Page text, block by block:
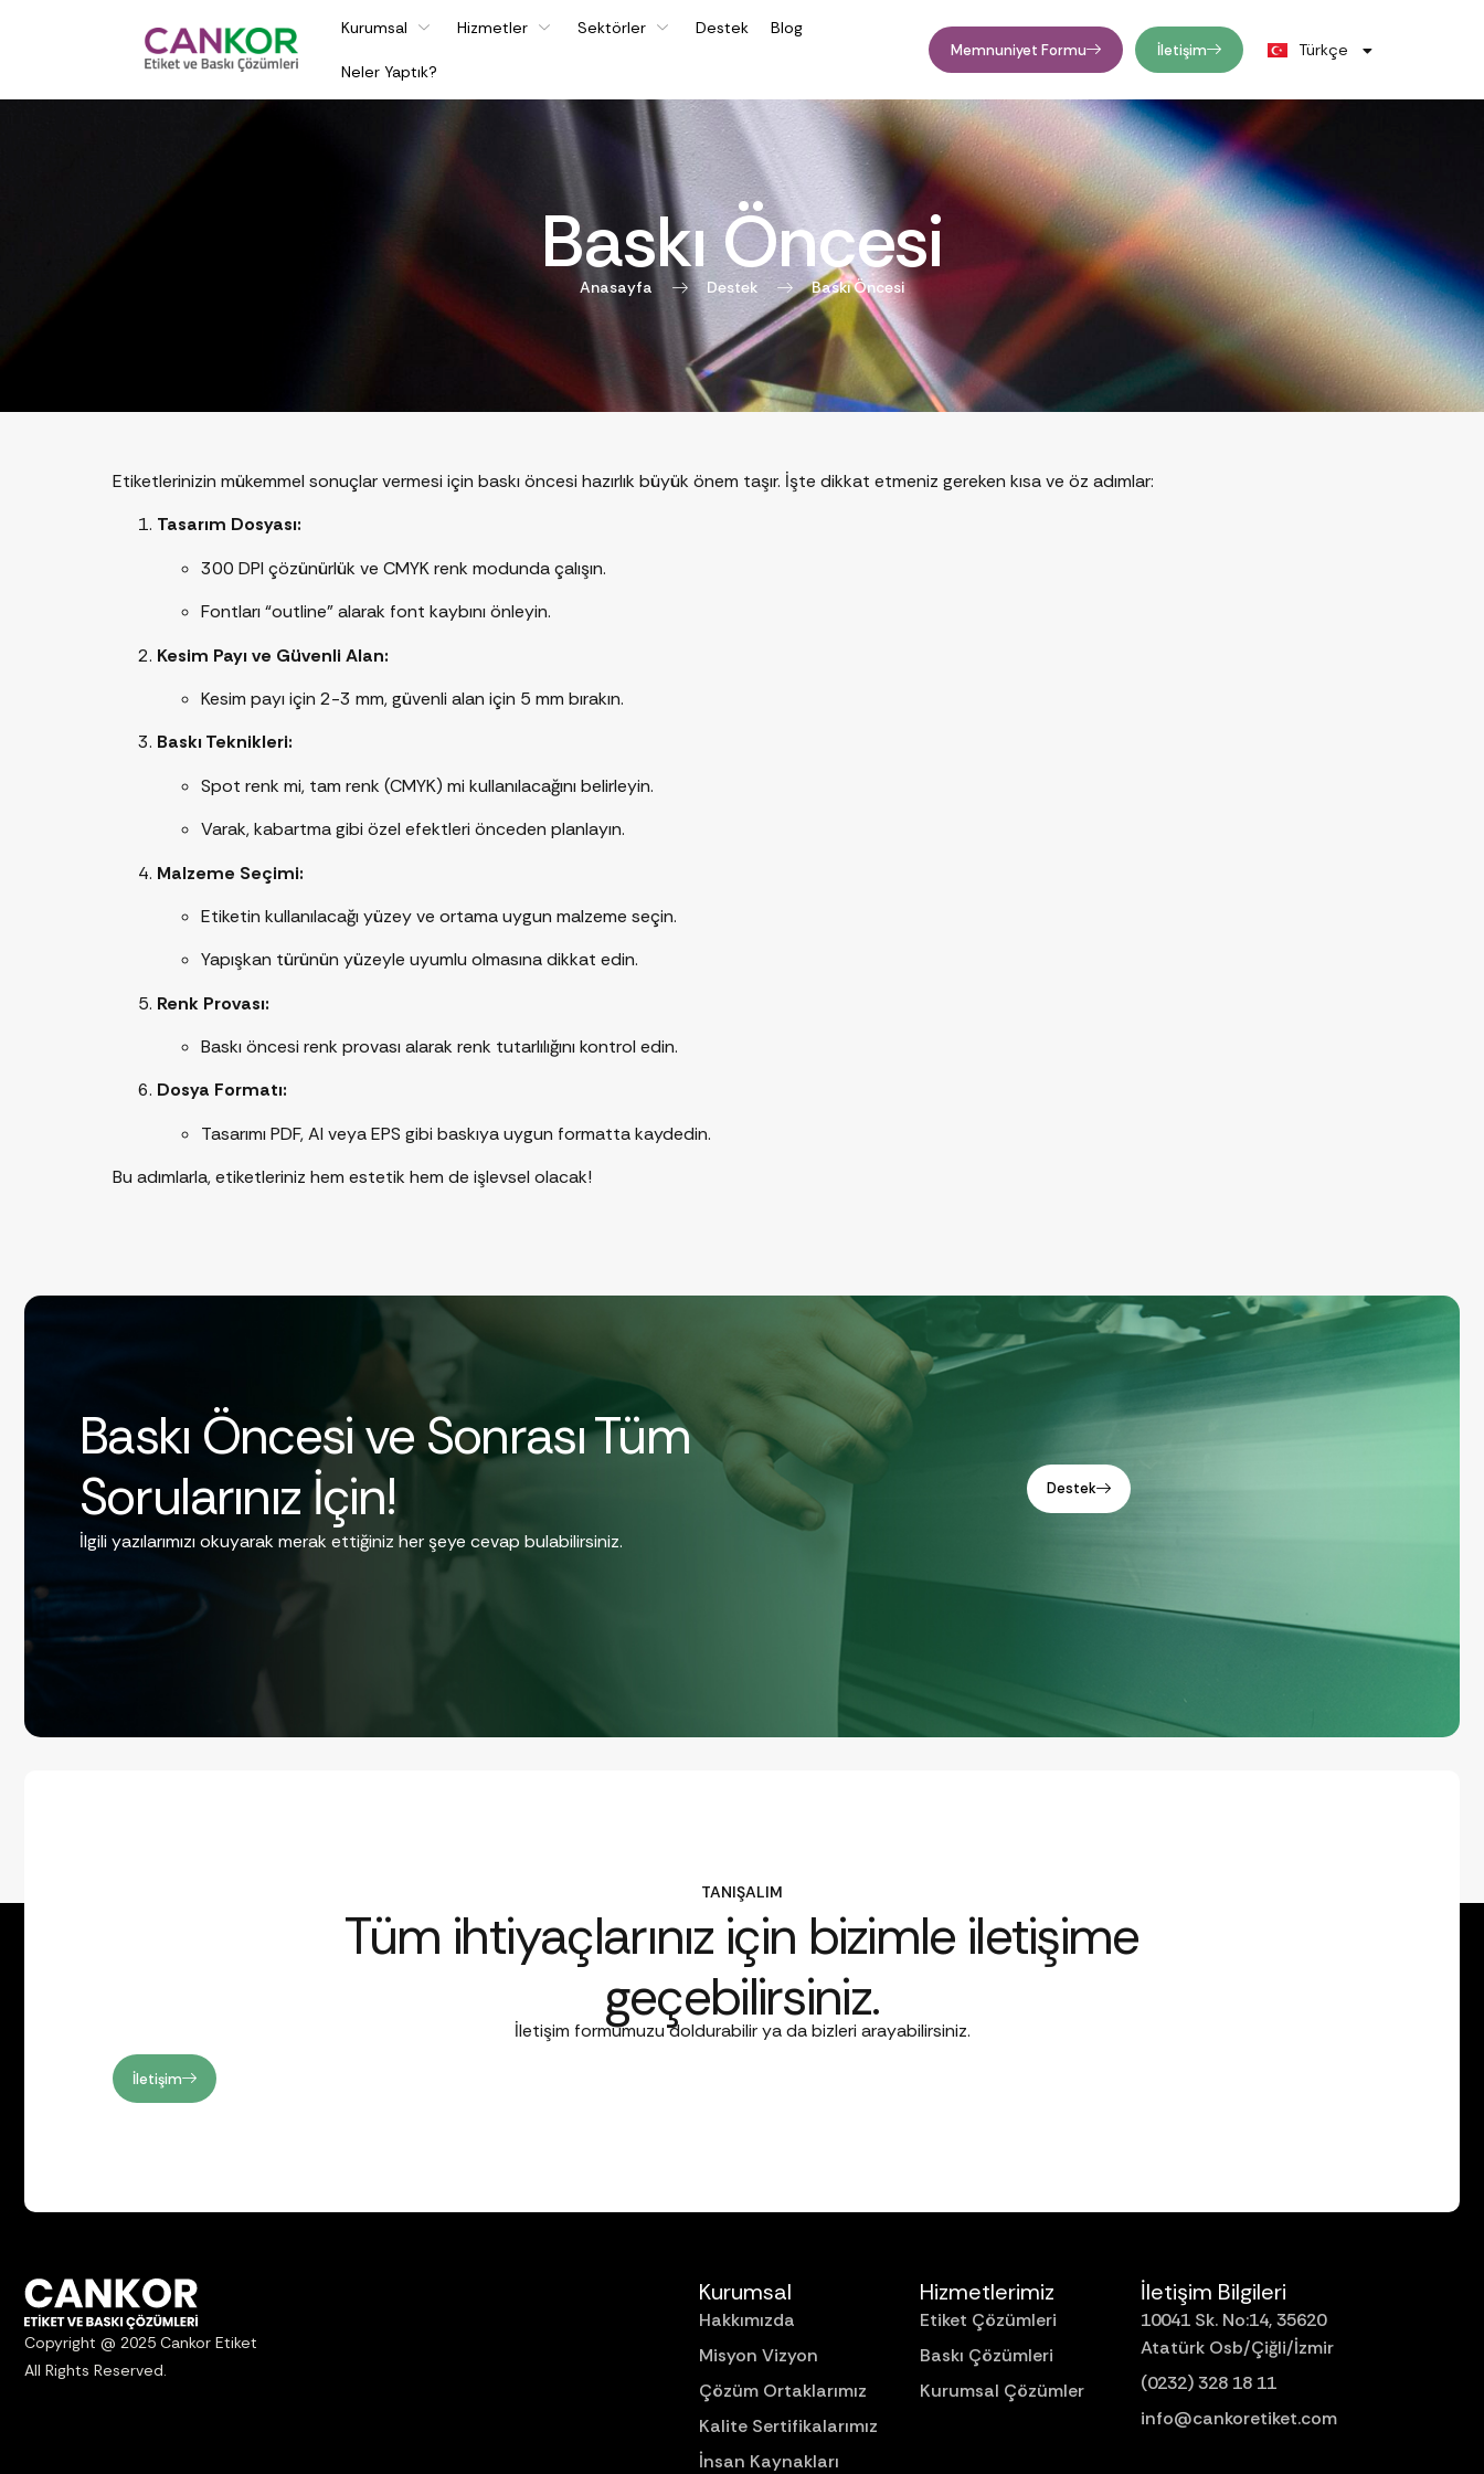
Kurumsal Hizmetler Sektörler Destek Blog
Neler Yaptık?
Memnuniyet Formu İletişim Türkçe
Deutsch
Baskı Öncesi
Anasayfa Destek Baskı Öncesi
Etiketlerinizin mükemmel sonuçlar vermesi için baskı öncesi hazırlık büyük önem taşır. İşte dikkat etmeniz gereken kısa ve öz adımlar:
Tasarım Dosyası:
300 DPI çözünürlük ve CMYK renk modunda çalışın.
Fontları “outline” alarak font kaybını önleyin.
Kesim Payı ve Güvenli Alan:
Kesim payı için 2-3 mm, güvenli alan için 5 mm bırakın.
Baskı Teknikleri:
Spot renk mi, tam renk (CMYK) mi kullanılacağını belirleyin.
Varak, kabartma gibi özel efektleri önceden planlayın.
Malzeme Seçimi:
Etiketin kullanılacağı yüzey ve ortama uygun malzeme seçin.
Yapışkan türünün yüzeyle uyumlu olmasına dikkat edin.
Renk Provası:
Baskı öncesi renk provası alarak renk tutarlılığını kontrol edin.
Dosya Formatı:
Tasarımı PDF, AI veya EPS gibi baskıya uygun formatta kaydedin.
Bu adımlarla, etiketleriniz hem estetik hem de işlevsel olacak!
Baskı Öncesi ve Sonrası Tüm
Sorularınız İçin!
İlgili yazılarımızı okuyarak merak ettiğiniz her şeye cevap bulabilirsiniz.
Destek
TANIŞALIM
Tüm ihtiyaçlarınız için bizimle iletişime
geçebilirsiniz.
İletişim formumuzu doldurabilir ya da bizleri arayabilirsiniz.
İletişim
Copyright @ 2025 Cankor Etiket
All Rights Reserved.
Kurumsal
Hakkımızda
Misyon Vizyon
Çözüm Ortaklarımız
Kalite Sertifikalarımız
İnsan Kaynakları
Hizmetlerimiz
Etiket Çözümleri
Baskı Çözümleri
Kurumsal Çözümler
İletişim Bilgileri
10041 Sk. No:14, 35620
Atatürk Osb/Çiğli/İzmir
(0232) 328 18 11
info@cankoretiket.com